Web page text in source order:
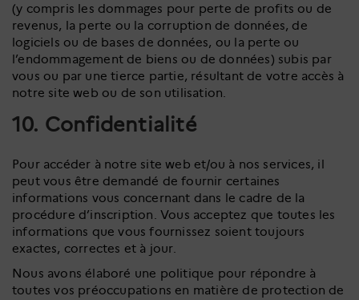
(y compris les dommages pour perte de profits ou de
revenus, la perte ou la corruption de données, de
logiciels ou de bases de données, ou la perte ou
l’endommagement de biens ou de données) subis par
vous ou par une tierce partie, résultant de votre accès à
notre site web ou de son utilisation.
10. Confidentialité
Pour accéder à notre site web et/ou à nos services, il
peut vous être demandé de fournir certaines
informations vous concernant dans le cadre de la
procédure d’inscription. Vous acceptez que toutes les
informations que vous fournissez soient toujours
exactes, correctes et à jour.
Nous avons élaboré une politique pour répondre à
toutes vos préoccupations en matière de protection de